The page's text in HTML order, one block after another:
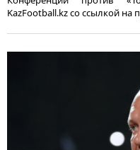
KazFootball.kz со ссылкой на